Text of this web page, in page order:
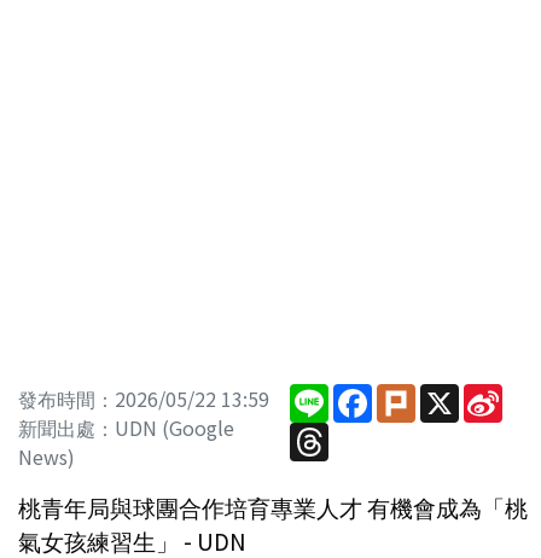
發布時間：2026/05/22 13:59
新聞出處：UDN (Google
News)
Line Facebook
PlurkX
Threads
桃青年局與球團合作培育專業人才 有機會成為「桃
氣女孩練習生」 - UDN